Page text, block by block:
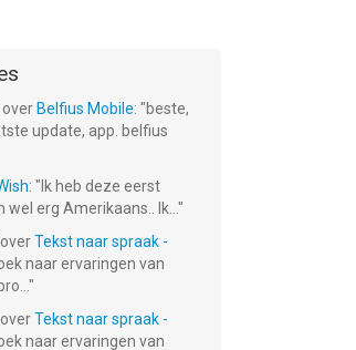
over Belfius Mobile: "beste,
update, app. belfius
: " Ik heb deze eerst
erg Amerikaans.. Ik... "
Tekst naar spraak -
naar ervaringen van
"
Tekst naar spraak -
naar ervaringen van